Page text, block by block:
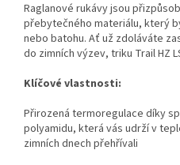
Raglanové rukávy jsou
přebytečného materiálu, který
nebo batohu. Ať už zdoláváte
do zimních výzev, triku Trail HZ
Klíčové vlastnosti:
Přirozená termoregulace díky
polyamidu, která vás udrží v
zimních dnech přehřívali